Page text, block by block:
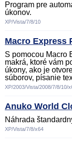
Program pre
úkonov.
XP/Vista/7/8/10
Macro Express
S pomocou Macro
makrá, ktoré vám
úkony, ako je
súborov, písanie
XP/2003/Vista/2008/7/8/10/
Anuko World
Náhrada
XP/Vista/7/8/x64